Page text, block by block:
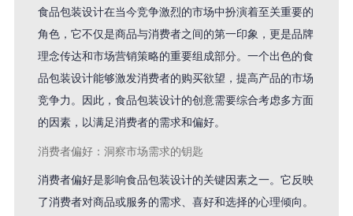
食品包装设计在当今竞争激烈的市场中扮演着至关重要的
角色，它不仅是商品与消费者之间的第一印象，更是品牌
理念传达和市场营销策略的重要组成部分。一个出色的食
品包装设计能够激发消费者的购买欲望，提高产品的市场
竞争力。因此，食品包装设计的创意需要综合考虑多方面
的因素，以满足消费者的需求和偏好。
消费者偏好：洞察市场需求的钥匙
消费者偏好是影响食品包装设计的关键因素之一。它反映
了消费者对商品或服务的需求、喜好和选择的心理倾向。